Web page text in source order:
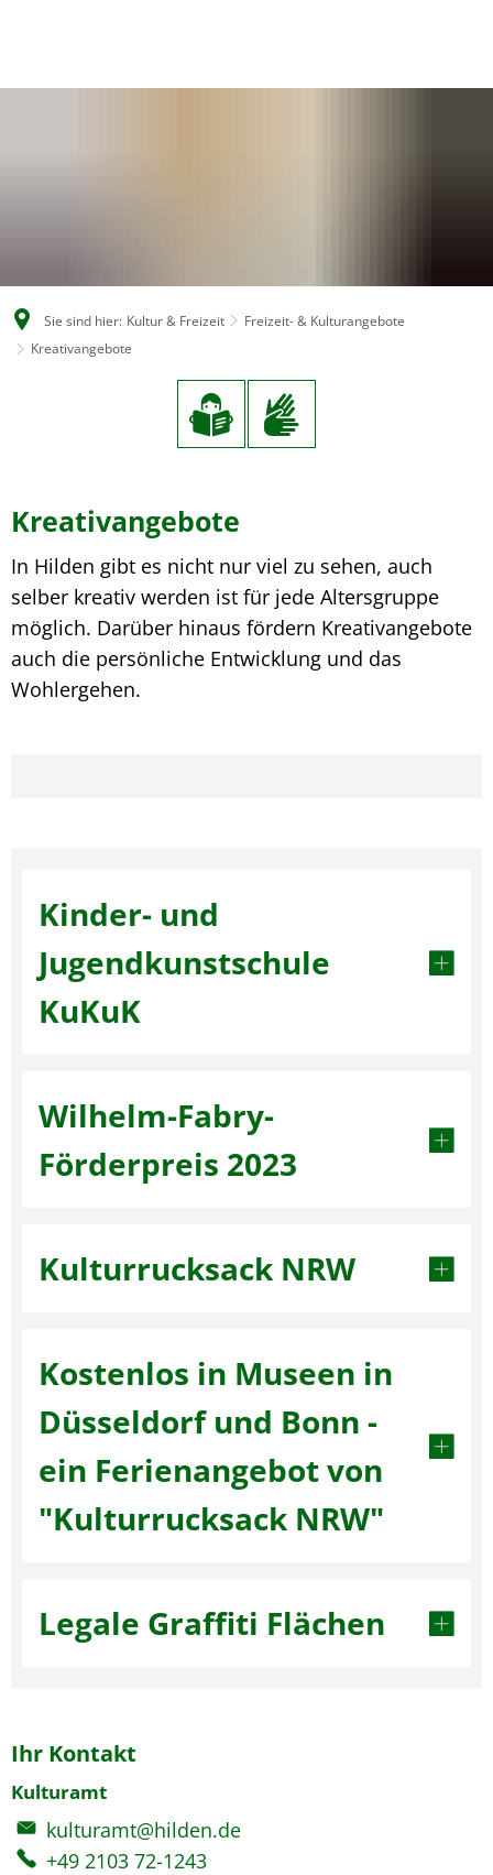
CS
Sie sind hier: Kultur & Freizeit
Freizeit- & Kulturangebote
Kreativangebote
Kreativangebote
In Hilden gibt es nicht nur viel zu sehen, auch
selber kreativ werden ist für jede Altersgruppe
möglich. Darüber hinaus fördern Kreativangebote
auch die persönliche Entwicklung und das
Wohlergehen.
Kinder- und
Jugendkunstschule
KuKuK
Wilhelm-Fabry-
Förderpreis 2023
Kulturrucksack NRW
Kostenlos in Museen in
Düsseldorf und Bonn -
ein Ferienangebot von
"Kulturrucksack NRW"
Legale Graffiti Flächen
Ihr Kontakt
Kulturamt
kulturamt@hilden.de
+49 2103 72-1243